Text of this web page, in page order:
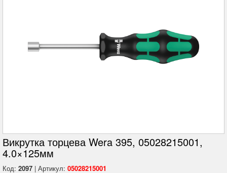
Викрутка торцева Wera 395, 05028215001,
4.0×125мм
Код: 2097 | Артикул: 05028215001